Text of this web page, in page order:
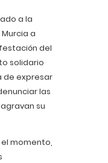
a la
a
del
solidario
de expresar
las
su
momento,